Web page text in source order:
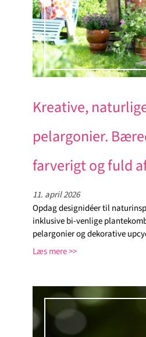
Kreative,
pelargonier.
farverigt og fuld
11. april 2026
Opdag designidéer til
inklusive bi-venlige
pelargonier og dekorative
Læs mere